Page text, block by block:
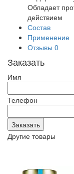
Обладает
действием
Состав
Применение
Отзывы 0
Заказать
Имя
Телефон
Другие товары